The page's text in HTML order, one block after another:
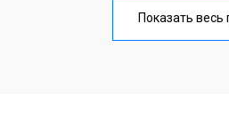
Показать весь